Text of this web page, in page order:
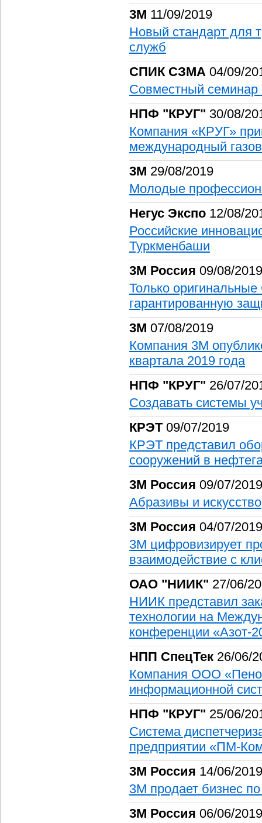
3М 11/09/2019
Новый стандарт для
служб
СПИК СЗМА 04/09/
Совместный
НПФ "КРУГ" 30/08/
Компания «КРУГ»
международный
3М 29/08/2019
Молодые
Негус Экспо 12/08/
Российские
Туркменбаши
3М Россия 09/08/2019
Только
гарантированную
3М 07/08/2019
Компания 3М
квартала 2019 года
НПФ "КРУГ" 26/07/
Создавать системы
КРЭТ 09/07/2019
КРЭТ представил
сооружений в
3М Россия 09/07/2019
Абразивы и искусство
3М Россия 04/07/2019
3М цифровизирует
взаимодействие с
ОАО "НИИК" 27/06/
НИИК представил
технологии на
конференции «Азот-
НПП СпецТек 26/06/
Компания ООО
информационной
НПФ "КРУГ" 25/06/
Система
предприятии «ПМ-
3М Россия 14/06/2019
3М продает бизнес
3М Россия 06/06/2019